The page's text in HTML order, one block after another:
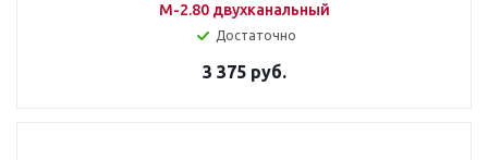
M-2.80 двухканальный
Достаточно
3 375 руб.